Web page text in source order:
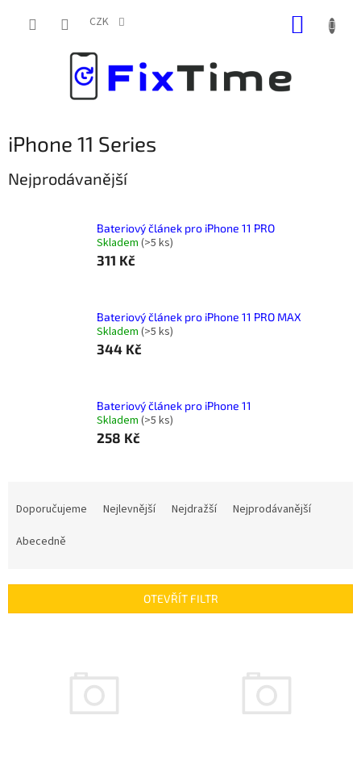
CZK
iPhone 11 Series
Nejprodávanější
Bateriový článek pro iPhone 11 PRO
Skladem (>5 ks)
311 Kč
Bateriový článek pro iPhone 11 PRO MAX
Skladem (>5 ks)
344 Kč
Bateriový článek pro iPhone 11
Skladem (>5 ks)
258 Kč
r
Doporučujeme Nejlevnější Nejdražší
Nejprodávanější
Abecedně
OTEVŘÍT FILTR